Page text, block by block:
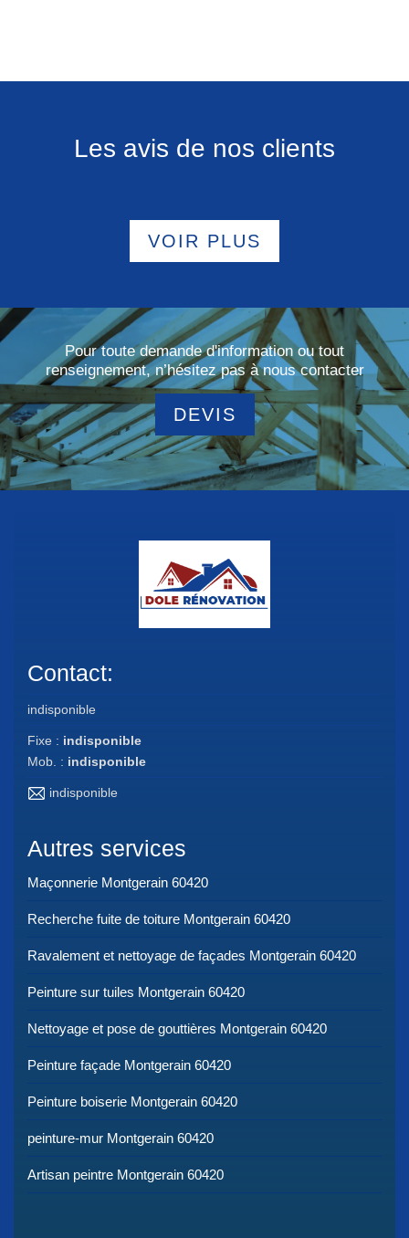
Les avis de nos clients
VOIR PLUS
Pour toute demande d'information ou tout
renseignement, n’hésitez pas à nous contacter
DEVIS
Contact:
indisponible
Fixe : indisponible
Mob. : indisponible
indisponible
Autres services
Maçonnerie Montgerain 60420
Recherche fuite de toiture Montgerain 60420
Ravalement et nettoyage de façades Montgerain 60420
Peinture sur tuiles Montgerain 60420
Nettoyage et pose de gouttières Montgerain 60420
Peinture façade Montgerain 60420
Peinture boiserie Montgerain 60420
peinture-mur Montgerain 60420
Artisan peintre Montgerain 60420